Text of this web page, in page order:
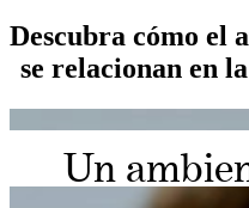
Descubra cómo el
se relacionan en